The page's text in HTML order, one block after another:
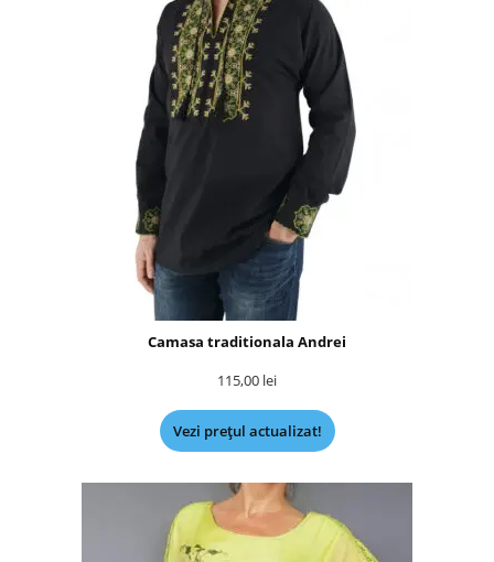
Camasa traditionala Andrei
115,00 lei
Vezi prețul actualizat!